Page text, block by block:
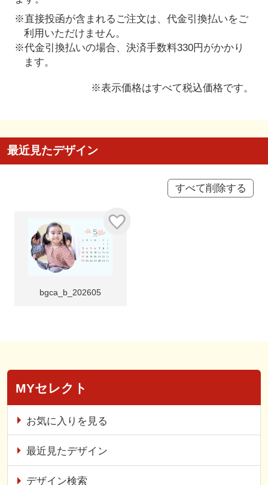
※直接投函が含まれるご注文は、代金引換払いをご
利用いただけません。
※代金引換払いの場合、決済手数料330円がかかり
ます。
※表示価格はすべて税込価格です。
最近見たデザイン
すべて削除する
bgca_b_202605
MYセレクト
お気に入りを見る
最近見たデザイン
デザイン検索